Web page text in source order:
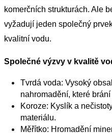
komerčních strukturách. Ale
vyžadují jeden společný
kvalitní vodu.
Společné výzvy v kvalitě
Tvrdá voda: Vysoký
nahromadění, které
Koroze: Kyslík a
materiálu.
Měřítko: Hromadění